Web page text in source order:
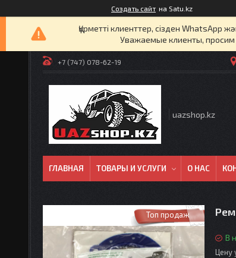
Создать сайт на Satu.kz
Құрметті клиенттер, сізден
Уважаемые клиенты, просим
+7 (747) 078-62-19
uazshop.kz
ГЛАВНАЯ ТОВАРЫ И УСЛУГИ О НАС
Топ продаж
В
Цену